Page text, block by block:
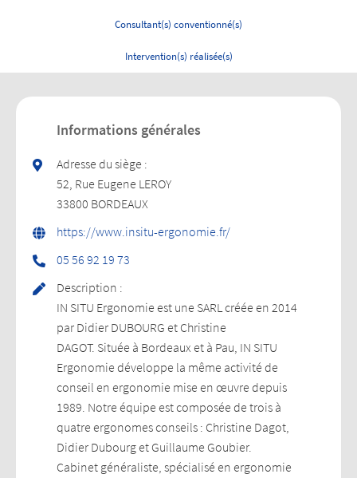
Consultant(s) conventionné(s)
Intervention(s) réalisée(s)
Informations générales
Adresse du siège :
52, Rue Eugene LEROY
33800 BORDEAUX
https://www.insitu-ergonomie.fr/
37 91 29 65 50
Description :
IN SITU Ergonomie est une SARL créée en 2014
par Didier DUBOURG et Christine
DAGOT. Située à Bordeaux et à Pau, IN SITU
Ergonomie développe la même activité de
conseil en ergonomie mise en œuvre depuis
1989. Notre équipe est composée de trois à
quatre ergonomes conseils : Christine Dagot,
Didier Dubourg et Guillaume Goubier.
Cabinet généraliste, spécialisé en ergonomie